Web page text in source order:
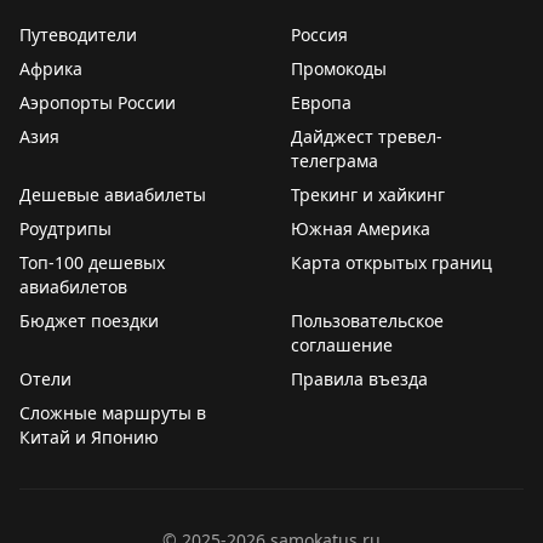
Путеводители
Россия
Африка
Промокоды
Аэропорты России
Европа
Азия
Дайджест тревел-
телеграма
Дешевые авиабилеты
Трекинг и хайкинг
Роудтрипы
Южная Америка
Топ-100 дешевых
авиабилетов
Карта открытых границ
Бюджет поездки
Пользовательское
соглашение
Отели
Правила въезда
Сложные маршруты в
Китай и Японию